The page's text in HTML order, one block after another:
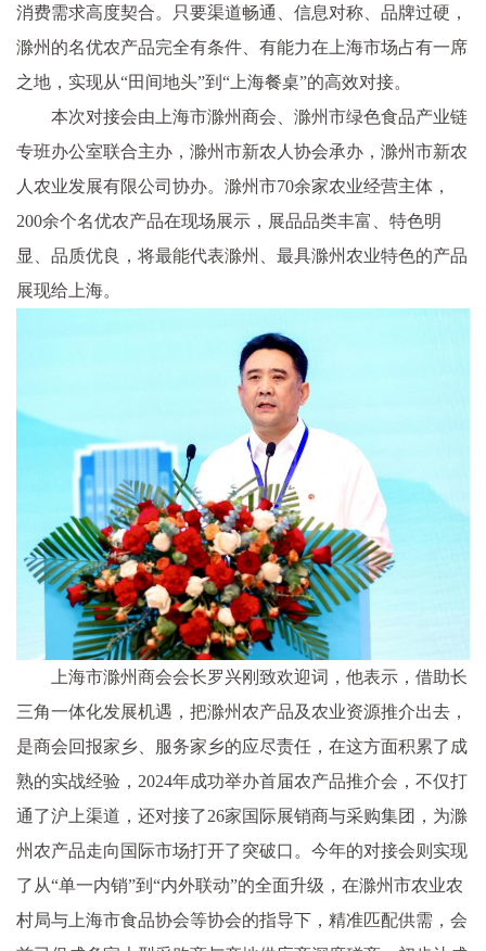
消费需求高度契合。只要渠道畅通、信息对称、品牌过硬，
滁州的名优农产品完全有条件、有能力在上海市场占有一席
之地，实现从“田间地头”到“上海餐桌”的高效对接。
本次对接会由上海市滁州商会、滁州市绿色食品产业链
专班办公室联合主办，滁州市新农人协会承办，滁州市新农
人农业发展有限公司协办。滁州市70余家农业经营主体，
200余个名优农产品在现场展示，展品品类丰富、特色明
显、品质优良，将最能代表滁州、最具滁州农业特色的产品
展现给上海。
上海市滁州商会会长罗兴刚致欢迎词，他表示，借助长
三角一体化发展机遇，把滁州农产品及农业资源推介出去，
是商会回报家乡、服务家乡的应尽责任，在这方面积累了成
熟的实战经验，2024年成功举办首届农产品推介会，不仅打
通了沪上渠道，还对接了26家国际展销商与采购集团，为滁
州农产品走向国际市场打开了突破口。今年的对接会则实现
了从“单一内销”到“内外联动”的全面升级，在滁州市农业农
村局与上海市食品协会等协会的指导下，精准匹配供需，会